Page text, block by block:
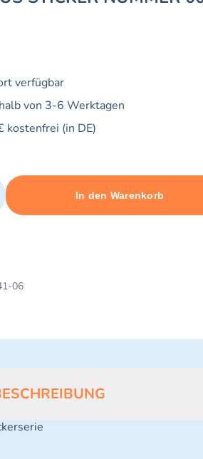
verfügbar
von 3-6 Werktagen
kostenfrei (in DE)
1 Maximum quantity: 5
In den Warenkorb
06